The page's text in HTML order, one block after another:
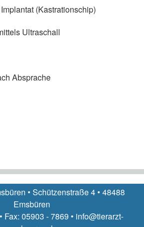
(Kastrationschip)
Ultraschall
Absprache
• Schützenstraße 4 • 48488
Emsbüren
Fax: 05903 - 7869 • info@tierarzt-